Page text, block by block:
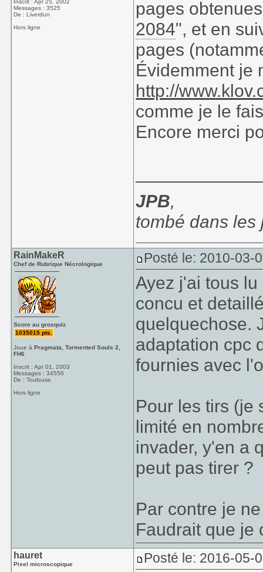
Inscrit : Apr 25, 2002
Messages : 3525
De : Liverdun
Hors ligne
pages
2084", et en
pages
Évidemment je
http://
comme je le
Encore merci
JPB,
tombé dans les
RainMakeR
Chef de Rubrique Nécrologique
Score au grosquiz
1035015 pts.
Joue àPragmata, Tormented Souls 2,
FH6
Inscrit : Apr 01, 2003
Messages : 34556
De : Toulouse
Hors ligne
Posté le: 2010-03-
Ayez j'ai tous
concu et
quelquechose.
adaptation cpc
fournies avec
Pour les tirs (je
limité en
invader, y'en a
peut pas tirer ?
Par contre je
Faudrait que je
hauret
Pixel microscopique Posté le: 2016-05-